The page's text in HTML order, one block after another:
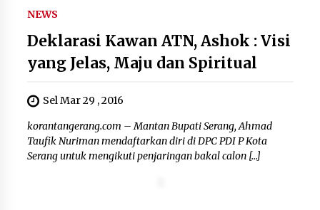
NEWS
Deklarasi Kawan ATN, Ashok : Visi
yang Jelas, Maju dan Spiritual
Sel Mar 29 , 2016
korantangerang.com – Mantan Bupati Serang, Ahmad
Taufik Nuriman mendaftarkan diri di DPC PDI P Kota
Serang untuk mengikuti penjaringan bakal calon […]